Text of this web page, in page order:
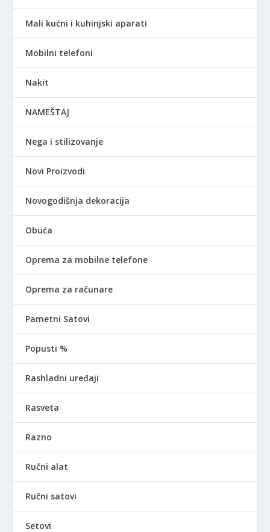
Mali kućni i kuhinjski aparati
Mobilni telefoni
Nakit
NAMEŠTAJ
Nega i stilizovanje
Novi Proizvodi
Novogodišnja dekoracija
Obuća
Oprema za mobilne telefone
Oprema za računare
Pametni Satovi
Popusti %
Rashladni uređaji
Rasveta
Razno
Ručni alat
Ručni satovi
Setovi